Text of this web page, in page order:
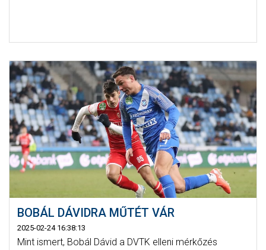
BOBÁL DÁVIDRA MŰTÉT VÁR
2025-02-24 16:38:13
Mint ismert, Bobál Dávid a DVTK elleni mérkőzés